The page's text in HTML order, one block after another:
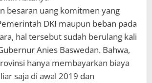
besaran uang komitmen yang
DKI maupun beban pada
hal tersebut sudah berulang kali
Anies Baswedan. Bahwa,
hanya membayarkan biaya
saja di awal 2019 dan